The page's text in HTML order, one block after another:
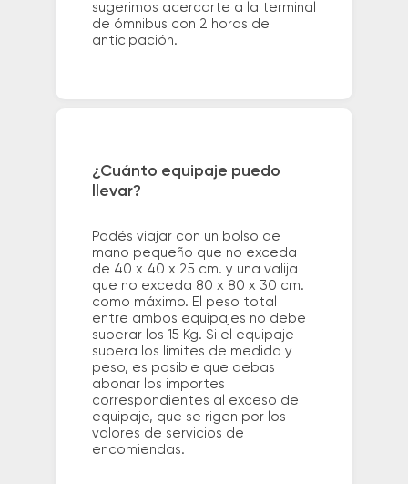
sugerimos acercarte a la terminal
de ómnibus con 2 horas de
anticipación.
¿Cuánto equipaje puedo
llevar?
Podés viajar con un bolso de
mano pequeño que no exceda
de 40 x 40 x 25 cm. y una valija
que no exceda 80 x 80 x 30 cm.
como máximo. El peso total
entre ambos equipajes no debe
superar los 15 Kg. Si el equipaje
supera los límites de medida y
peso, es posible que debas
abonar los importes
correspondientes al exceso de
equipaje, que se rigen por los
valores de servicios de
encomiendas.